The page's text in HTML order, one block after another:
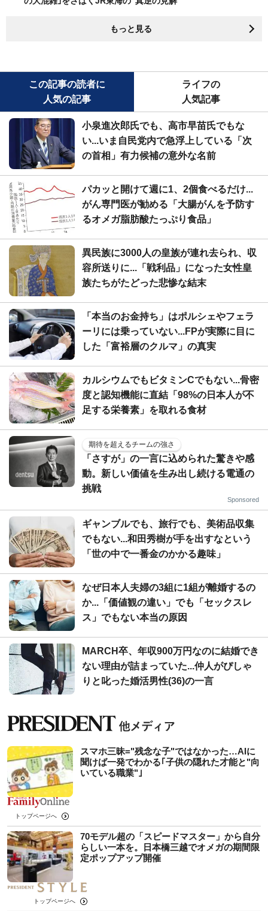
もっと見る
この記事の読者に
人気の記事
ライフの
人気記事
小泉進次郎氏でも、高市早苗氏でもな
い...いま自民党内で急浮上している「次
の首相」有力候補の意外な名前
パカッと開けて週に1、2個食べるだけ...
がん専門医が勧める「大腸がんを予防す
るオメガ脂肪酸たっぷり食品」
異民族に3000人の皇族が連れ去られ、収
容所送りに...「戦利品」になった女性皇
族たちがたどった悲惨な結末
「本当のお金持ち」はポルシェやフェラ
ーリには乗っていない...FPが実際に目に
した「富裕層のクルマ」の真実
カルシウムでもビタミンCでもない...骨密
度と認知機能に直結「98%の日本人が不
足する栄養素」を取れる食材
期待を超えるチームの強さ
「さすが」の一言に込められた驚きや感
動。新しい価値を生み出し続ける電通の
挑戦
Sponsored
ギャンブルでも、旅行でも、美術品収集
でもない...和田秀樹が手を出すなという
「世の中で一番金のかかる趣味」
なぜ日本人夫婦の3組に1組が離婚するの
か...「価値観の違い」でも「セックスレ
ス」でもない本当の原因
MARCH卒、年収900万円なのに結婚でき
ない理由が詰まっていた...仲人がぴしゃ
りと叱った婚活男性(36)の一言
スマホ三昧="残念な子"ではなかった…AIに
聞けば一発でわかる｢子供の隠れた才能と"向
いている職業"｣
トップページへ
70モデル超の「スピードマスター」から自分
らしい一本を。日本橋三越でオメガの期間限
定ポップアップ開催
トップページへ